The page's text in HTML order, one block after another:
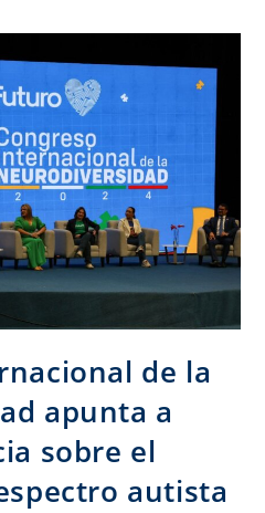
de la
apunta a
sobre el
autista